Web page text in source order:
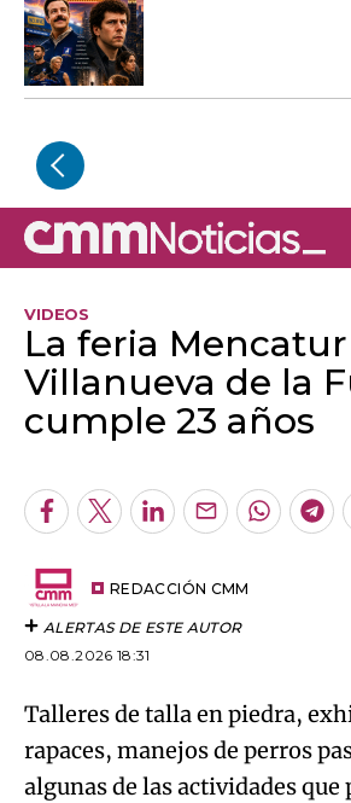
VIDEOS
La feria
Villanueva de la
cumple 23 años
Algo salió mal.
An error occurred, please try
Facebook
TwitterLinkedInEnviar
REDACCIÓN CMM
ALERTAS DE ESTE AUTOR
08.08.2026 18:31
Talleres de talla en piedra,
rapaces, manejos de perros
algunas de las actividades que